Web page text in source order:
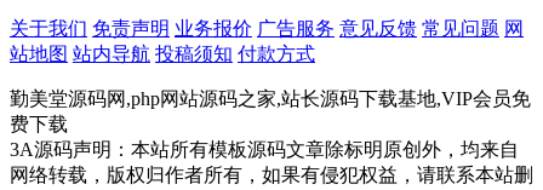
关于我们 免责声明 业务报价 广告服务 意见反馈 常见问题 网
站地图 站内导航 投稿须知 付款方式
勤美堂源码网,php网站源码之家,站长源码下载基地,VIP会员免
费下载
3A源码声明：本站所有模板源码文章除标明原创外，均来自
网络转载，版权归作者所有，如果有侵犯权益，请联系本站删